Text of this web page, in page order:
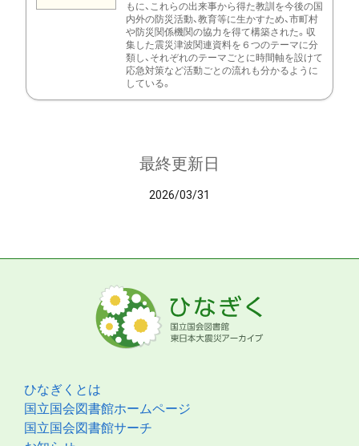
もに、これらの出来事から得た教訓を今後の国
内外の防災活動、教育等に生かすため、市町村
や防災関係機関の協力を得て構築された。収
集した震災津波関連資料を６つのテーマに分
類し、それぞれのテーマごとに時間軸を設けて
応急対策など活動ごとの流れも分かるように
している。
最終更新日
2026/03/31
ひなぎくとは
国立国会図書館ホームページ
国立国会図書館サーチ